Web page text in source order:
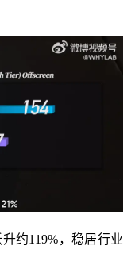
约119%，稳居行业